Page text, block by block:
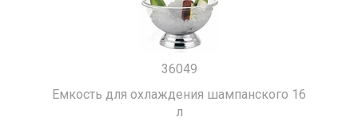
36049
Емкость для охлаждения шампанского 16
л